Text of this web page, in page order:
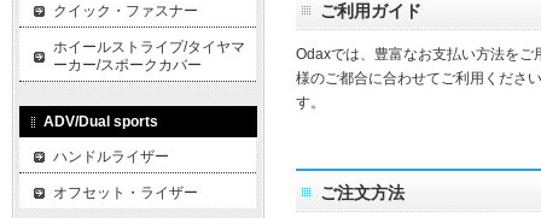
ご利用ガイド
Odaxでは、豊富なお支払い方法を
様のご都合に合わせてご利用くださ
す。
ご注文方法
クイック・ファスナー
ホイールストライプ/タイヤマ
ーカー/スポークカバー
ADV/Dual sports
ハンドルライザー
オフセット・ライザー